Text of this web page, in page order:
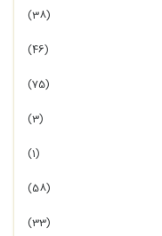
(38)
(46)
(75)
(3)
(1)
(58)
(33)